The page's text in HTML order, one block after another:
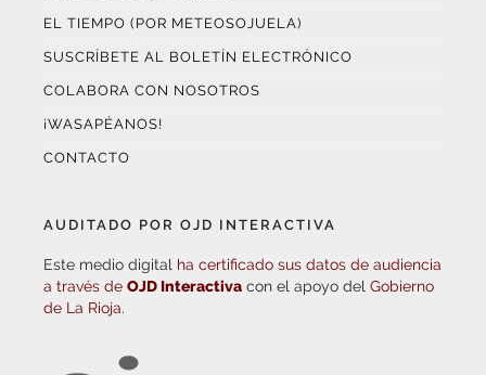
EL TIEMPO (POR METEOSOJUELA)
SUSCRÍBETE AL BOLETÍN ELECTRÓNICO
COLABORA CON NOSOTROS
¡WASAPÉANOS!
CONTACTO
AUDITADO POR OJD INTERACTIVA
Este medio digital ha certificado sus datos de audiencia
a través de OJD Interactiva con el apoyo del Gobierno
de La Rioja.